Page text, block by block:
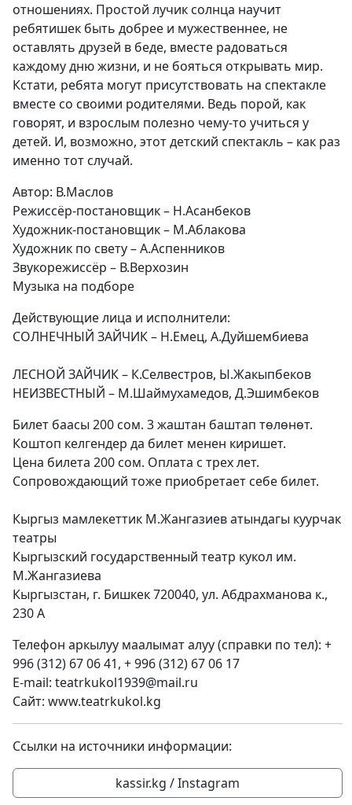
отношениях. Простой лучик солнца научит
ребятишек быть добрее и мужественнее, не
оставлять друзей в беде, вместе радоваться
каждому дню жизни, и не бояться открывать мир.
Кстати, ребята могут присутствовать на спектакле
вместе со своими родителями. Ведь порой, как
говорят, и взрослым полезно чему-то учиться у
детей. И, возможно, этот детский спектакль – как раз
именно тот случай.
Автор: В.Маслов
Режиссёр-постановщик – Н.Асанбеков
Художник-постановщик – М.Аблакова
Художник по свету – А.Аспенников
Звукорежиссёр – В.Верхозин
Музыка на подборе
Действующие лица и исполнители:
СОЛНЕЧНЫЙ ЗАЙЧИК – Н.Емец, А.Дуйшембиева
ЛЕСНОЙ ЗАЙЧИК – К.Селвестров, Ы.Жакыпбеков
НЕИЗВЕСТНЫЙ – М.Шаймухамедов, Д.Эшимбеков
Билет баасы 200 сом. 3 жаштан баштап төлөнөт.
Коштоп келгендер да билет менен киришет.
Цена билета 200 сом. Оплата с трех лет.
Сопровождающий тоже приобретает себе билет.
Кыргыз мамлекеттик М.Жангазиев атындагы куурчак
театры
Кыргызский государственный театр кукол им.
М.Жангазиева
Кыргызстан, г. Бишкек 720040, ул. Абдрахманова к.,
230 A
Телефон аркылуу маалымат алуу (справки по тел): +
996 (312) 67 06 41, + 996 (312) 67 06 17
E-mail: teatrkukol1939@mail.ru
Сайт: www.teatrkukol.kg
Ссылки на источники информации:
kassir.kg / Instagram